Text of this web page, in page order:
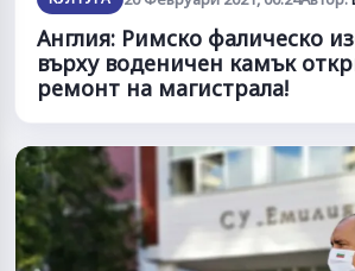
Англия: Римско фалическо
върху воденичен камък
ремонт на магистрала!